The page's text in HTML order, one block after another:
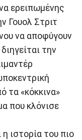
ερειπωμένης
Γουολ Στριτ
να αποφύγουν
την
τα «κόκκινα»
που κλόνισε
η ιστορία του πιο